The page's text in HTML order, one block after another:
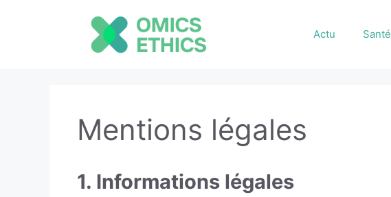
Actu Santé
Mentions légales
1. Informations légales